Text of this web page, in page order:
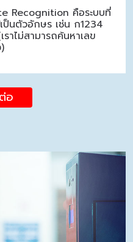
Recognition คือระบบที่
ป็นตัวอักษร เช่น ก1234
าไม่สามารถค้นหาเลข
อ